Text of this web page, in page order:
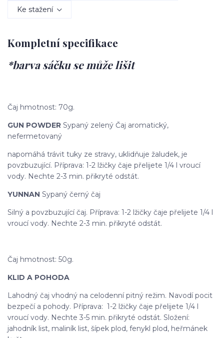
Ke stažení
Kompletní specifikace
*barva sáčku se může lišit
Čaj hmotnost: 70g.
GUN POWDER Sypaný zelený Čaj aromatický,
nefermetovaný
napomáhá trávit tuky ze stravy, uklidňuje žaludek, je
povzbuzující. Příprava: 1-2 lžičky čaje přelijete 1/4 l vroucí
vody. Nechte 2-3 min. přikryté odstát.
YUNNAN Sypaný černý čaj
Silný a povzbuzující čaj. Příprava: 1-2 lžičky čaje přelijete 1/4 l
vroucí vody. Nechte 2-3 min. přikryté odstát.
Čaj hmotnost: 50g.
KLID A POHODA
Lahodný čaj vhodný na celodenní pitný režim. Navodí pocit
bezpečí a pohody. Příprava: 1-2 lžičky čaje přelijete 1/4 l
vroucí vody. Nechte 3-5 min. přikryté odstát. Složení:
jahodník list, maliník list, šípek plod, fenykl plod, heřmánek